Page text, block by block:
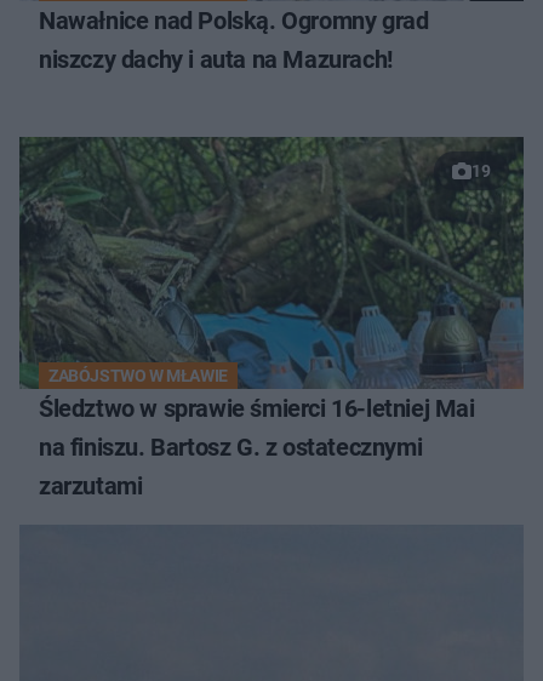
Nawałnice nad Polską. Ogromny grad
niszczy dachy i auta na Mazurach!
19
ZABÓJSTWO W MŁAWIE
Śledztwo w sprawie śmierci 16-letniej Mai
na finiszu. Bartosz G. z ostatecznymi
zarzutami